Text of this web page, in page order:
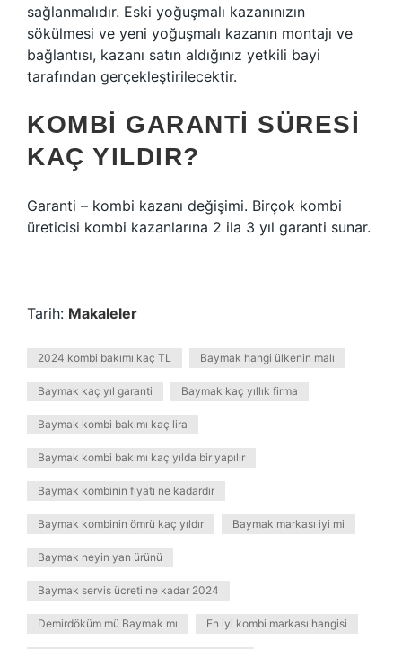
sağlanmalıdır. Eski yoğuşmalı kazanınızın
sökülmesi ve yeni yoğuşmalı kazanın montajı ve
bağlantısı, kazanı satın aldığınız yetkili bayi
tarafından gerçekleştirilecektir.
KOMBI GARANTI SÜRESI
KAÇ YILDIR?
Garanti – kombi kazanı değişimi. Birçok kombi
üreticisi kombi kazanlarına 2 ila 3 yıl garanti sunar.
Tarih: Makaleler
2024 kombi bakımı kaç TL Baymak hangi ülkenin malı
Baymak kaç yıl garanti Baymak kaç yıllık firma
Baymak kombi bakımı kaç lira
Baymak kombi bakımı kaç yılda bir yapılır
Baymak kombinin fiyatı ne kadardır
Baymak kombinin ömrü kaç yıldır Baymak markası iyi mi
Baymak neyin yan ürünü
Baymak servis ücreti ne kadar 2024
Demirdöküm mü Baymak mı En iyi kombi markası hangisi